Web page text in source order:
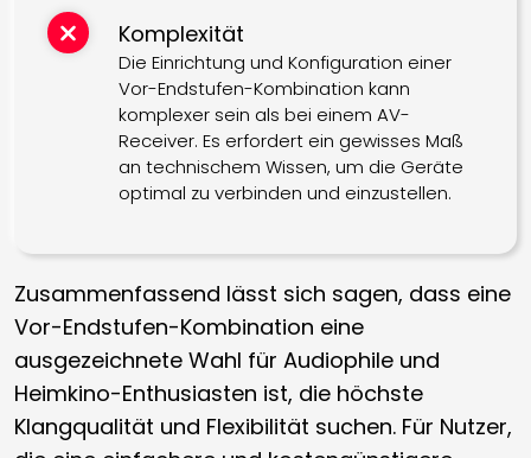
Komplexität
Die Einrichtung und Konfiguration einer
Vor-Endstufen-Kombination kann
komplexer sein als bei einem AV-
Receiver. Es erfordert ein gewisses Maß
an technischem Wissen, um die Geräte
optimal zu verbinden und einzustellen.
Zusammenfassend lässt sich sagen, dass eine
Vor-Endstufen-Kombination eine
ausgezeichnete Wahl für Audiophile und
Heimkino-Enthusiasten ist, die höchste
Klangqualität und Flexibilität suchen. Für Nutzer,